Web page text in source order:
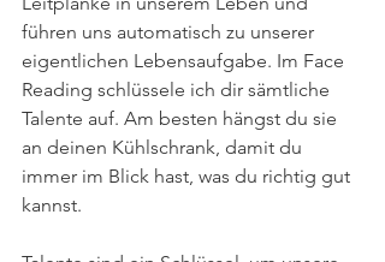
führen uns automatisch zu unserer
eigentlichen Lebensaufgabe. Im Face
Reading schlüssele ich dir sämtliche
Talente auf. Am besten hängst du sie
an deinen Kühlschrank, damit du
immer im Blick hast, was du richtig gut
kannst.